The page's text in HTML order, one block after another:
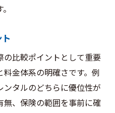
の比較ポイントとして重要
金体系の明確さです。例
ンタルのどちらに優位性が
無、保険の範囲を事前に確